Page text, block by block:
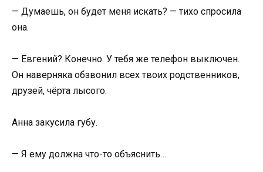
— Думаешь, он будет меня искать? — тихо спросила
она.
— Евгений? Конечно. У тебя же телефон выключен.
Он наверняка обзвонил всех твоих родственников,
друзей, чёрта лысого.
Анна закусила губу.
— Я ему должна что-то объяснить…